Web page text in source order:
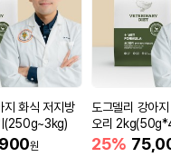
지 화식 저지방
(250g~3kg)
원
도그델리 강아
오리
25%